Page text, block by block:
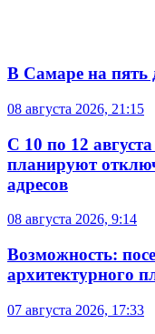
В Самаре на пять
08 августа 2026, 21:15
С 10 по 12
планируют
адресов
08 августа 2026, 9:14
Возможность:
архитектурного
07 августа 2026, 17:33